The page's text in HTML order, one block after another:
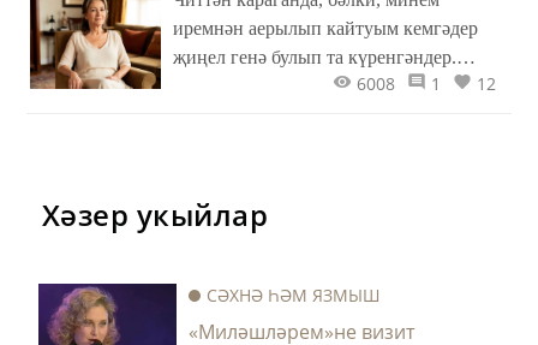
иремнән аерылып кайтуым кемгәдер
җиңел генә булып та күренгәндер.
Кайттым, яши башладым, кайгымнан
6008 1 12
Хәзер укыйлар
СӘХНӘ ҺӘМ ЯЗМЫШ
«Миләшләрем»не визит